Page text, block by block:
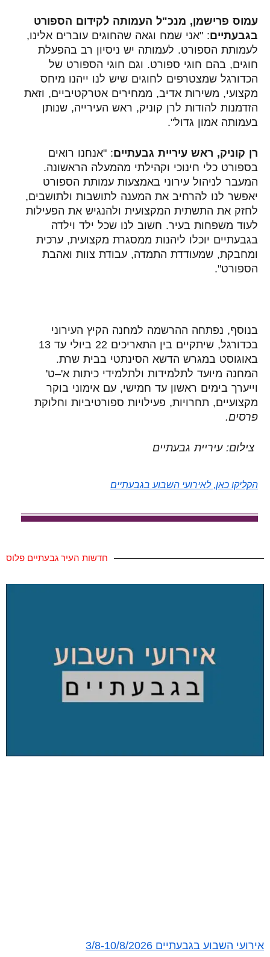
עמוס פרישמן, מנכ"ל העמותה לקידום הספורט
בגבעתיים: "אני שמח וגאה שהחוגים עוברים אלינו,
לעמותת הספורט. לעמותה יש ניסיון רב בהפעלת
חוגים, בהם חוגי ספורט. וגם חוגי הספורט של
הכדורגל שמצטרפים לחוגים שיש לנו ייהנו מיחס
מקצועי, משירות אדיב, ממחירים אטרקטיביים, וזאת
הזדמנות להודות לרן קוניק, ראש העירייה, שנותן
בעמותה אמון גדול".
רן קוניק, ראש עיריית גבעתיים: "אנחנו רואים
בספורט כלי חינוכי וקהילתי מהמעלה הראשונה.
המעבר לניהול עירוני באמצעות עמותת הספורט
יאפשר לנו להרחיב את המענה לתושבות ולתושבים,
לחזק את התשתית המקצועית ולהנגיש את הפעילות
לעוד משפחות בעיר. חשוב לנו שכל ילד וילדה
בגבעתיים יוכלו ליהנות ממסגרת מקצועית, ערכית
ומחבקת, שמעודדת התמדה, עבודת צוות ואהבת
הספורט".
בנוסף, נפתחה ההרשמה למחנה הקיץ העירוני
בכדורגל, שיתקיים בין התאריכים 22 ביולי עד 13
באוגוסט במגרש הדשא הסינתטי בבית שרת.
המחנה מיועד לתלמידות ולתלמידי כיתות א'–ט'
וייערך בימים ראשון עד חמישי, עם אימוני בוקר
מקצועיים, תחרויות, פעילויות ספורטיביות וחלוקת
פרסים.
צילום: עיריית גבעתיים
הקליקו כאן, לאירועי השבוע בגבעתיים
חדשות העיר גבעתיים פלוס
אירועי השבוע בגבעתיים 3/8-10/8/2026